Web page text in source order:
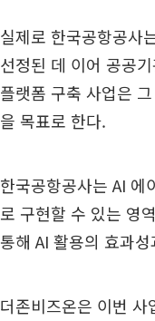
실제로 한국공항공사
선정된 데 이어 공공
플랫폼 구축 사업은
을 목표로 한다.
한국공항공사는 AI 에
로 구현할 수 있는 영
통해 AI 활용의 효과
더존비즈온은 이번